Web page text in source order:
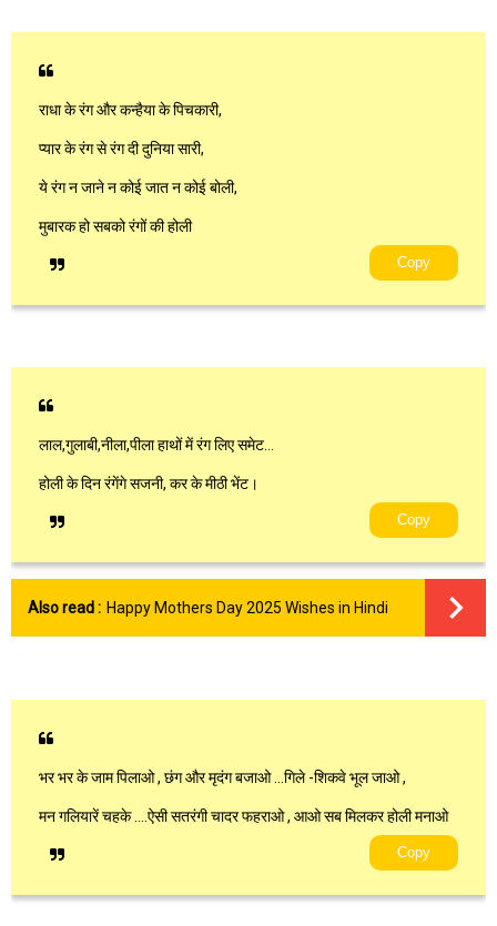
राधा के रंग और कन्हैया के पिचकारी,
प्यार के रंग से रंग दी दुनिया सारी,
ये रंग न जाने न कोई जात न कोई बोली,
मुबारक हो सबको रंगों की होली
Copy
लाल,गुलाबी,नीला,पीला हाथों में रंग लिए समेट…
होली के दिन रंगेंगे सजनी, कर के मीठी भेंट।
Copy
Also read : Happy Mothers Day 2025 Wishes in Hindi
भर भर के जाम पिलाओ , छंग और मृदंग बजाओ …गिले -शिकवे भूल जाओ ,
मन गलियारें चहके ….ऐसी सतरंगी चादर फहराओ , आओ सब मिलकर होली मनाओ
Copy